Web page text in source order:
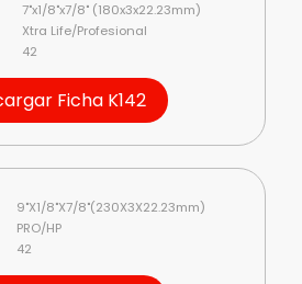
7"x1/8"x7/8" (180x3x22.23mm)
Xtra Life/Profesional
42
Ficha K142
9"X1/8"X7/8"(230X3X22.23mm)
PRO/HP
42